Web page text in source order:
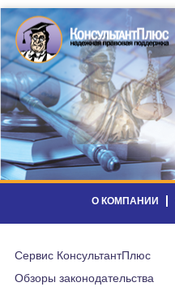
О КОМПАНИИ
Сервис КонсультантПлюс
Обзоры законодательства